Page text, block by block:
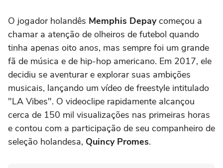
O jogador holandês Memphis Depaycomeçou a
chamar a atenção de olheiros de futebol quando
tinha apenas oito anos, mas sempre foi um grande
fã de música e de hip-hop americano. Em 2017, ele
decidiu se aventurar e explorar suas ambições
musicais, lançando um vídeo de freestyle intitulado
"LA Vibes". O videoclipe rapidamente alcançou
cerca de 150 mil visualizações nas primeiras horas
e contou com a participação de seu companheiro de
seleção holandesa, Quincy Promes.